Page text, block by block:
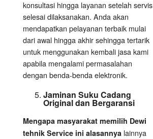
konsultasi hingga layanan setelah servis
selesai dilaksanakan. Anda akan
mendapatkan pelayanan terbaik mulai
dari awal hingga akhir sehingga tertarik
untuk menggunakan kembali jasa kami
apabila mengalami permasalahan
dengan benda-benda elektronik.
Jaminan Suku Cadang
Original dan Bergaransi
Mengapa masyarakat memilih Dewi
tehnik Service ini alasannya lainnya